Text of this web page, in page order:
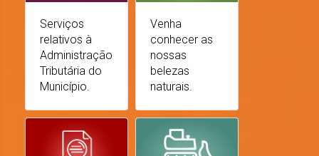
Serviços
relativos à
Administração
Tributária do
Município.
Venha
conhecer as
nossas
belezas
naturais.